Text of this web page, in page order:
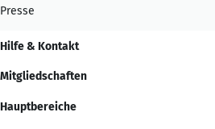
Presse
Hilfe & Kontakt
Mitgliedschaften
Hauptbereiche